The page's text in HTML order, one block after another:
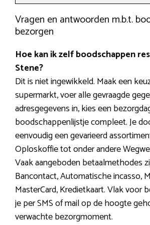
Vragen en antwoorden m.b.t.
bezorgen
Hoe kan ik zelf boodschappen
Stene?
Dit is niet ingewikkeld. Maak een
supermarkt, voer alle gevraagde
adresgegevens in, kies een
boodschappenlijstje compleet. Je
eenvoudig een gevarieerd
Oploskoffie tot onder andere
Vaak aangeboden betaalmethodes
Bancontact, Automatische incasso,
MasterCard, Kredietkaart. Vlak voor
je per SMS of mail op de hoogte
verwachte bezorgmoment.